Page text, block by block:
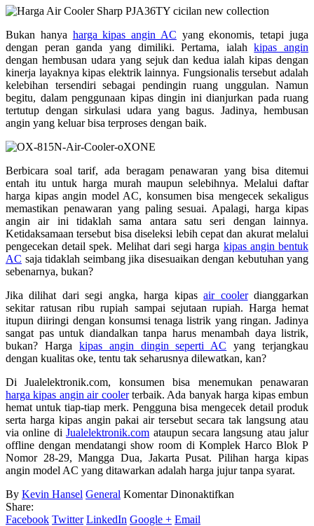
Bukan hanya harga kipas angin AC yang ekonomis, tetapi juga
dengan peran ganda yang dimiliki. Pertama, ialahkipas angin
dengan hembusan udara yang sejuk dan kedua ialah kipas dengan
kinerja layaknya kipas elektrik lainnya. Fungsionalis tersebut adalah
kelebihan tersendiri sebagai pendingin ruang unggulan. Namun
begitu, dalam penggunaan kipas dingin ini dianjurkan pada ruang
tertutup dengan sirkulasi udara yang bagus. Jadinya, hembusan
angin yang keluar bisa terproses dengan baik.
Berbicara soal tarif, ada beragam penawaran yang bisa ditemui
entah itu untuk harga murah maupun selebihnya. Melalui daftar
harga kipas angin model AC, konsumen bisa mengecek sekaligus
memastikan penawaran yang paling sesuai. Apalagi, harga kipas
angin air ini tidaklah sama antara satu seri dengan lainnya.
Ketidaksamaan tersebut bisa diseleksi lebih cepat dan akurat melalui
pengecekan detail spek. Melihat dari segi harga kipas angin bentuk
AC saja tidaklah seimbang jika disesuaikan dengan kebutuhan yang
sebenarnya, bukan?
Jika dilihat dari segi angka, harga kipasair coolerdianggarkan
sekitar ratusan ribu rupiah sampai sejutaan rupiah. Harga hemat
itupun diiringi dengan konsumsi tenaga listrik yang ringan. Jadinya
sangat pas untuk diandalkan tanpa harus menambah daya listrik,
bukan? Harga kipas angin dingin seperti AC yang terjangkau
dengan kualitas oke, tentu tak seharusnya dilewatkan, kan?
Di Jualelektronik.com, konsumen bisa menemukan penawaran
harga kipas angin air coolerterbaik. Ada banyak harga kipas embun
hemat untuk tiap-tiap merk. Pengguna bisa mengecek detail produk
serta harga kipas angin pakai air tersebut secara tak langsung atau
via online diJualelektronik.com ataupun secara langsung atau jalur
offline dengan mendatangi show room di Komplek Harco Blok P
Nomor 28-29, Mangga Dua, Jakarta Pusat. Pilihan harga kipas
angin model AC yang ditawarkan adalah harga jujur tanpa syarat.
By Kevin Hansel General Komentar Dinonaktifkan
Share:
Facebook Twitter LinkedIn Google + Email